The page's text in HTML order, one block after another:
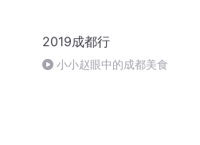
2019成都行
小小赵眼中的成都美食